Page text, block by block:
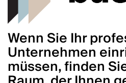
Wenn Sie Ihr
Unternehmen
müssen, finden